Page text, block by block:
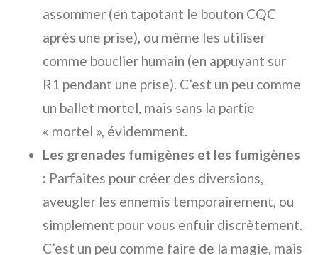
assommer (en tapotant le bouton CQC
après une prise), ou même les utiliser
comme bouclier humain (en appuyant sur
R1 pendant une prise). C’est un peu comme
un ballet mortel, mais sans la partie
« mortel », évidemment.
Les grenades fumigènes et les fumigènes
: Parfaites pour créer des diversions,
aveugler les ennemis temporairement, ou
simplement pour vous enfuir discrètement.
C’est un peu comme faire de la magie, mais